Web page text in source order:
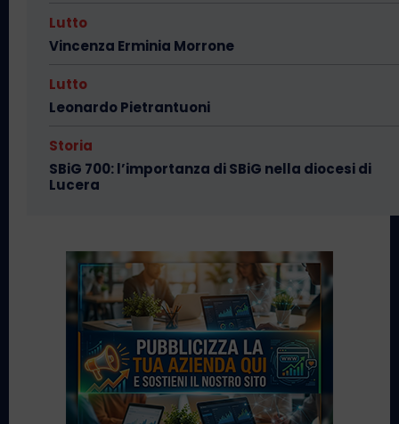
Lutto
Vincenza Erminia Morrone
Lutto
Leonardo Pietrantuoni
Storia
SBiG 700: l’importanza di SBiG nella diocesi di
Lucera